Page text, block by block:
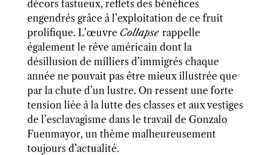
décors fastueux, reflets des bénéfices
engendrés grâce à l’exploitation de ce fruit
prolifique. L’œuvre Collapse rappelle
également le rêve américain dont la
désillusion de milliers d’immigrés chaque
année ne pouvait pas être mieux illustrée que
par la chute d’un lustre. On ressent une forte
tension liée à la lutte des classes et aux vestiges
de l’esclavagisme dans le travail de Gonzalo
Fuenmayor, un thème malheureusement
toujours d’actualité.